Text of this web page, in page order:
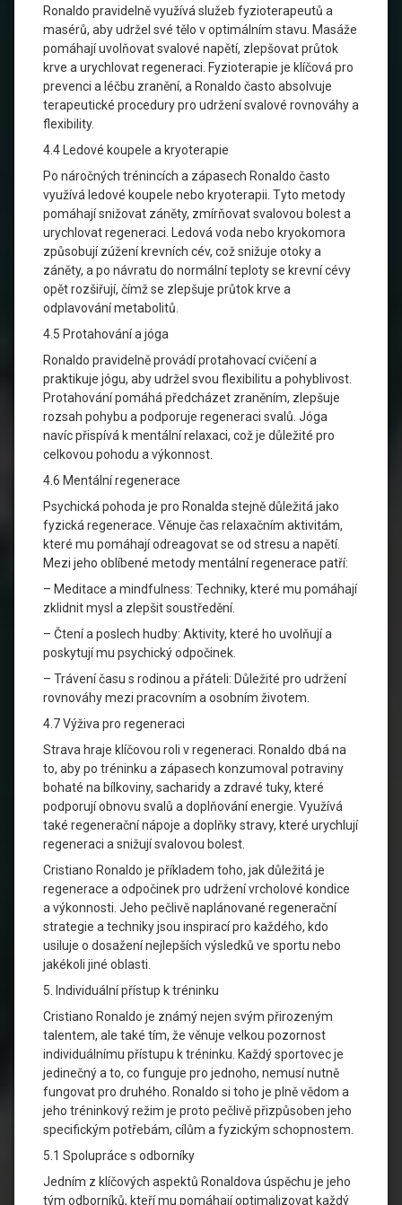
Ronaldo pravidelně využívá služeb fyzioterapeutů a
masérů, aby udržel své tělo v optimálním stavu. Masáže
pomáhají uvolňovat svalové napětí, zlepšovat průtok
krve a urychlovat regeneraci. Fyzioterapie je klíčová pro
prevenci a léčbu zranění, a Ronaldo často absolvuje
terapeutické procedury pro udržení svalové rovnováhy a
flexibility.
4.4 Ledové koupele a kryoterapie
Po náročných trénincích a zápasech Ronaldo často
využívá ledové koupele nebo kryoterapii. Tyto metody
pomáhají snižovat záněty, zmírňovat svalovou bolest a
urychlovat regeneraci. Ledová voda nebo kryokomora
způsobují zúžení krevních cév, což snižuje otoky a
záněty, a po návratu do normální teploty se krevní cévy
opět rozšiřují, čímž se zlepšuje průtok krve a
odplavování metabolitů.
4.5 Protahování a jóga
Ronaldo pravidelně provádí protahovací cvičení a
praktikuje jógu, aby udržel svou flexibilitu a pohyblivost.
Protahování pomáhá předcházet zraněním, zlepšuje
rozsah pohybu a podporuje regeneraci svalů. Jóga
navíc přispívá k mentální relaxaci, což je důležité pro
celkovou pohodu a výkonnost.
4.6 Mentální regenerace
Psychická pohoda je pro Ronalda stejně důležitá jako
fyzická regenerace. Věnuje čas relaxačním aktivitám,
které mu pomáhají odreagovat se od stresu a napětí.
Mezi jeho oblíbené metody mentální regenerace patří:
– Meditace a mindfulness: Techniky, které mu pomáhají
zklidnit mysl a zlepšit soustředění.
– Čtení a poslech hudby: Aktivity, které ho uvolňují a
poskytují mu psychický odpočinek.
– Trávení času s rodinou a přáteli: Důležité pro udržení
rovnováhy mezi pracovním a osobním životem.
4.7 Výživa pro regeneraci
Strava hraje klíčovou roli v regeneraci. Ronaldo dbá na
to, aby po tréninku a zápasech konzumoval potraviny
bohaté na bílkoviny, sacharidy a zdravé tuky, které
podporují obnovu svalů a doplňování energie. Využívá
také regenerační nápoje a doplňky stravy, které urychlují
regeneraci a snižují svalovou bolest.
Cristiano Ronaldo je příkladem toho, jak důležitá je
regenerace a odpočinek pro udržení vrcholové kondice
a výkonnosti. Jeho pečlivě naplánované regenerační
strategie a techniky jsou inspirací pro každého, kdo
usiluje o dosažení nejlepších výsledků ve sportu nebo
jakékoli jiné oblasti.
5. Individuální přístup k tréninku
Cristiano Ronaldo je známý nejen svým přirozeným
talentem, ale také tím, že věnuje velkou pozornost
individuálnímu přístupu k tréninku. Každý sportovec je
jedinečný a to, co funguje pro jednoho, nemusí nutně
fungovat pro druhého. Ronaldo si toho je plně vědom a
jeho tréninkový režim je proto pečlivě přizpůsoben jeho
specifickým potřebám, cílům a fyzickým schopnostem.
5.1 Spolupráce s odborníky
Jedním z klíčových aspektů Ronaldova úspěchu je jeho
tým odborníků, kteří mu pomáhají optimalizovat každý